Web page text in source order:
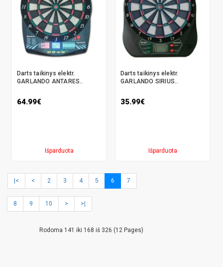
Darts taikinys elektr.
GARLANDO ANTARES..
64.99€
Išparduota
Darts taikinys elektr.
GARLANDO SIRIUS..
35.99€
Išparduota
|< < 2 3 4 5 6 7
8 9 10 > >|
Rodoma 141 iki 168 iš 326 (12 Pages)